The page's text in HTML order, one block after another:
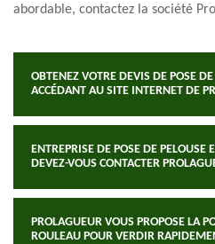
abordable, contactez la société
OBTENEZ VOTRE DEVIS DE POSE
ACCÉDANT AU SITE INTERNET DE
ENTREPRISE DE POSE DE PELOUSE
DEVEZ-VOUS CONTACTER
PROLAGUEUR VOUS PROPOSE LA
ROULEAU POUR VERDIR